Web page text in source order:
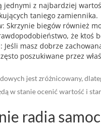
jednymi z najbardziej
taniego zamiennika.
Skrzynie biegów również
że ktoś
Jeśli masz dobrze
poszukiwane przez
jest zróżnicowany,
w stanie ocenić wartość i
radia